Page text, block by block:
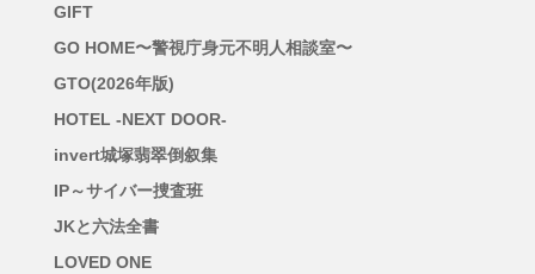
GIFT
GO HOME〜警視庁身元不明人相談室〜
GTO(2026年版)
HOTEL -NEXT DOOR-
invert城塚翡翠倒叙集
IP～サイバー捜査班
JKと六法全書
LOVED ONE